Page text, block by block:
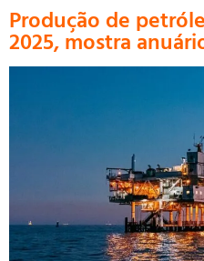
Produção de
2025, mostra